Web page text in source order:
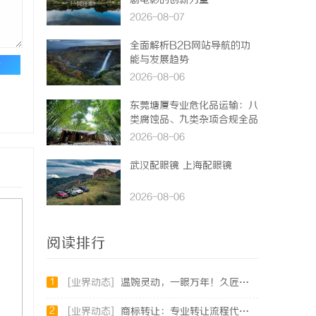
2026-08-07
全面解析B2B网站导航的功
能与发展趋势
2026-08-06
东莞塘厦专业危化品运输：八
类腐蚀品、九类杂项合规全品
类承运解决方案
2026-08-06
武汉配眼镜 上海配眼镜
2026-08-06
阅读排行
1 [业界动态] 温婉灵动，一眼万年！久匠量身定制的眉眼唇，才是你整张脸的点睛之笔！淡颜系女生的气质加分项
2 [业界动态] 商标转让：专业转让流程代办，包转让成功再付款